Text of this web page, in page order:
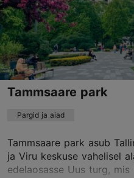
Tammsaare park
Pargid ja aiad
Tammsaare park asub
ja Viru keskuse vahelisel
edelaosasse Uus turg,